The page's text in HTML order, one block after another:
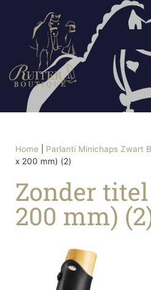
Home Parlanti Minichaps Zwart
x 200 mm) (2)
Zonder
200 mm)